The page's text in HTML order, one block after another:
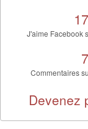
J'aime Facebook
Commentaires
Devenez